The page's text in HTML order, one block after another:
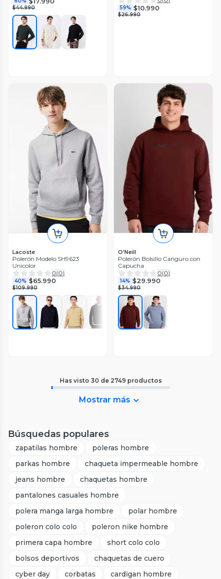
$44.990 59% $10.990
$26.990
Lacoste
Polerón Modelo SH9623
Unicolor
0(0)
40% $65.990
$109.990
O'Neill
Polerón Bolsillo Canguro con
Capucha
0(0)
14% $29.990
$34.990
Has visto 30 de 2749 productos
Mostrar más
Búsquedas populares
zapatilas hombre
poleras hombre
parkas hombre
chaqueta impermeable hombre
jeans hombre
chaquetas hombre
pantalones casuales hombre
polera manga larga hombre
polar hombre
poleron colo colo
poleron nike hombre
primera capa hombre
short colo colo
bolsos deportivos
chaquetas de cuero
cyber day
corbatas
cardigan hombre